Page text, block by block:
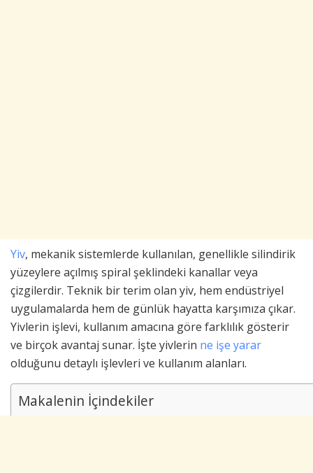
Yiv, mekanik sistemlerde kullanılan, genellikle silindirik
yüzeylere açılmış spiral şeklindeki kanallar veya
çizgilerdir. Teknik bir terim olan yiv, hem endüstriyel
uygulamalarda hem de günlük hayatta karşımıza çıkar.
Yivlerin işlevi, kullanım amacına göre farklılık gösterir
ve birçok avantaj sunar. İşte yivlerin ne işe yarar
olduğunu detaylı işlevleri ve kullanım alanları.
Makalenin İçindekiler